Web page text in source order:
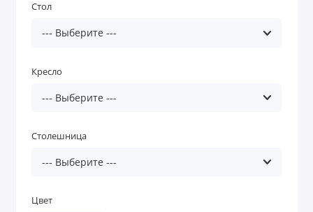
Стол
Кресло
Столешница
Цвет